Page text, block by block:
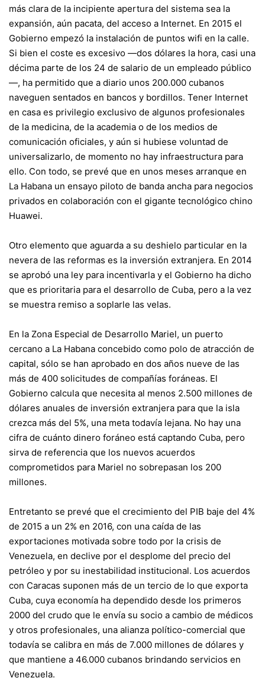
más clara de la incipiente apertura del sistema sea la
expansión, aún pacata, del acceso a Internet. En 2015 el
Gobierno empezó la instalación de puntos wifi en la calle.
Si bien el coste es excesivo —dos dólares la hora, casi una
décima parte de los 24 de salario de un empleado público
—, ha permitido que a diario unos 200.000 cubanos
naveguen sentados en bancos y bordillos. Tener Internet
en casa es privilegio exclusivo de algunos profesionales
de la medicina, de la academia o de los medios de
comunicación oficiales, y aún si hubiese voluntad de
universalizarlo, de momento no hay infraestructura para
ello. Con todo, se prevé que en unos meses arranque en
La Habana un ensayo piloto de banda ancha para negocios
privados en colaboración con el gigante tecnológico chino
Huawei.
Otro elemento que aguarda a su deshielo particular en la
nevera de las reformas es la inversión extranjera. En 2014
se aprobó una ley para incentivarla y el Gobierno ha dicho
que es prioritaria para el desarrollo de Cuba, pero a la vez
se muestra remiso a soplarle las velas.
En la Zona Especial de Desarrollo Mariel, un puerto
cercano a La Habana concebido como polo de atracción de
capital, sólo se han aprobado en dos años nueve de las
más de 400 solicitudes de compañías foráneas. El
Gobierno calcula que necesita al menos 2.500 millones de
dólares anuales de inversión extranjera para que la isla
crezca más del 5%, una meta todavía lejana. No hay una
cifra de cuánto dinero foráneo está captando Cuba, pero
sirva de referencia que los nuevos acuerdos
comprometidos para Mariel no sobrepasan los 200
millones.
Entretanto se prevé que el crecimiento del PIB baje del 4%
de 2015 a un 2% en 2016, con una caída de las
exportaciones motivada sobre todo por la crisis de
Venezuela, en declive por el desplome del precio del
petróleo y por su inestabilidad institucional. Los acuerdos
con Caracas suponen más de un tercio de lo que exporta
Cuba, cuya economía ha dependido desde los primeros
2000 del crudo que le envía su socio a cambio de médicos
y otros profesionales, una alianza político-comercial que
todavía se calibra en más de 7.000 millones de dólares y
que mantiene a 46.000 cubanos brindando servicios en
Venezuela.